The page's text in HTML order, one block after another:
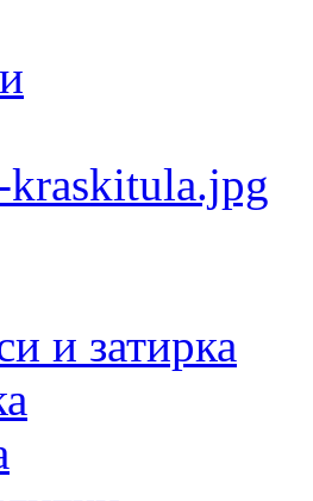
и затирка